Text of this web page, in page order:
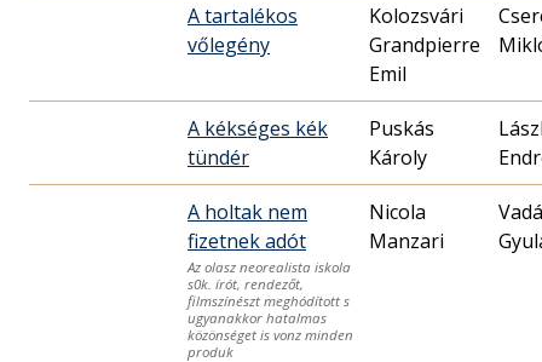
A tartalékos
vőlegény
Kolozsvári
Grandpierre
Emil
A kékséges kék
tündér
Puskás
Károly
A holtak nem
fizetnek adót
Az olasz neorealista iskola
s0k. írót, rendezőt,
filmszínészt meghódított s
ugyanakkor hatalmas
közönséget is vonz minden
produk
Nicola
Manzari